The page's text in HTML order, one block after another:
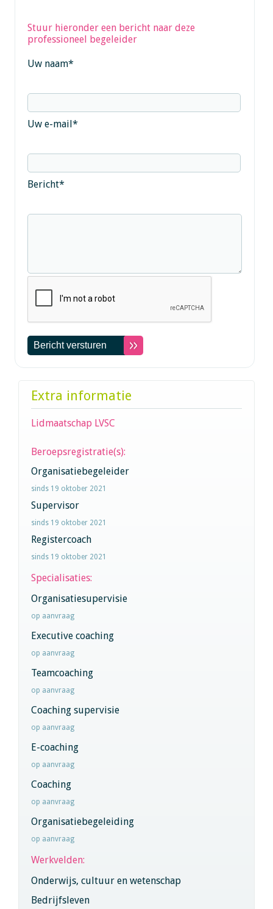
Stuur hieronder een bericht naar deze
professioneel begeleider
Uw naam*
Uw e-mail*
Bericht*
Extra informatie
Lidmaatschap LVSC
Beroepsregistratie(s):
Organisatiebegeleider
sinds 19 oktober 2021
Supervisor
sinds 19 oktober 2021
Registercoach
sinds 19 oktober 2021
Specialisaties:
Organisatiesupervisie
op aanvraag
Executive coaching
op aanvraag
Teamcoaching
op aanvraag
Coaching supervisie
op aanvraag
E-coaching
op aanvraag
Coaching
op aanvraag
Organisatiebegeleiding
op aanvraag
Werkvelden:
Onderwijs, cultuur en wetenschap
Bedrijfsleven